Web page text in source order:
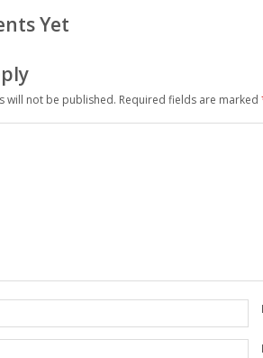
Yet
will not be published. Required fields are marked